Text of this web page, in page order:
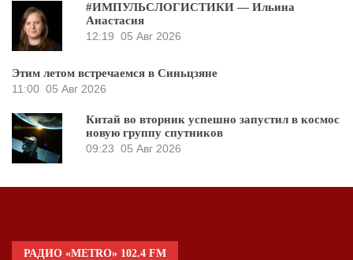
#ИМПУЛЬСЛОГИСТИКИ — Ильина
Анастасия
12:19 05 Авг 2026
Этим летом встречаемся в Синьцзяне
11:00 05 Авг 2026
Китай во вторник успешно запустил в космос
новую группу спутников
09:23 05 Авг 2026
РАДИО «METRO» 102.4 FM